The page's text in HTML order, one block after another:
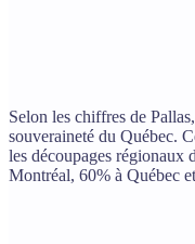
Selon les chiffres de
souveraineté du Québec.
les découpages régionaux
Montréal, 60% à Québec